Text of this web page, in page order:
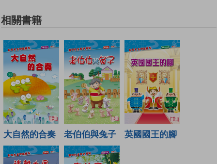
相關書籍
大自然的合奏 老伯伯與兔子 英國國王的腳